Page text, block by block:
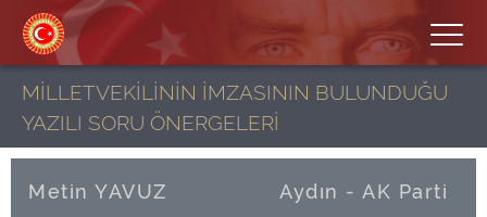
MİLLETVEKİLİNİN İMZASININ BULUNDUĞU
YAZILI SORU ÖNERGELERİ
Metin YAVUZ Aydın - AK Parti